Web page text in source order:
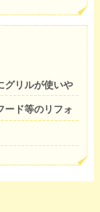
リルが使いや
ド等のリフォ